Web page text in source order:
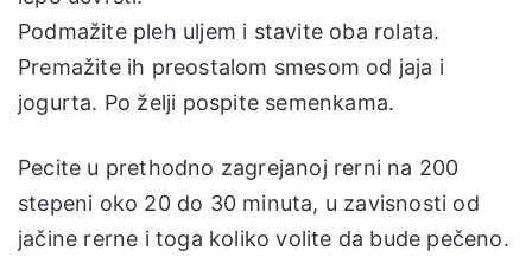
Podmažite pleh uljem i stavite oba rolata.
Premažite ih preostalom smesom od jaja i
jogurta. Po želji pospite semenkama.
Pecite u prethodno zagrejanoj rerni na 200
stepeni oko 20 do 30 minuta, u zavisnosti od
jačine rerne i toga koliko volite da bude pečeno.